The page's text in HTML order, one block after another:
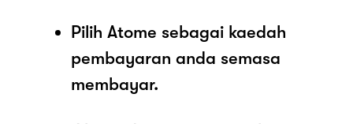
Pilih Atome sebagai kaedah
pembayaran anda semasa
membayar.